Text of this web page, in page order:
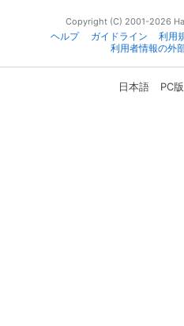
Copyright (C) 2001-2026
ヘルプ
ガイドライン 利用
利用者情報の外
日本語 PC版